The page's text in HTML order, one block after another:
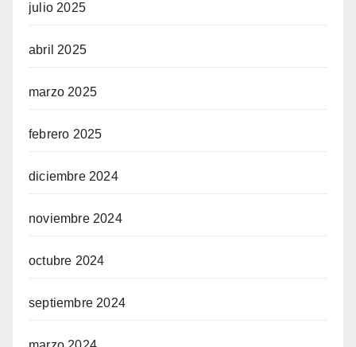
julio 2025
abril 2025
marzo 2025
febrero 2025
diciembre 2024
noviembre 2024
octubre 2024
septiembre 2024